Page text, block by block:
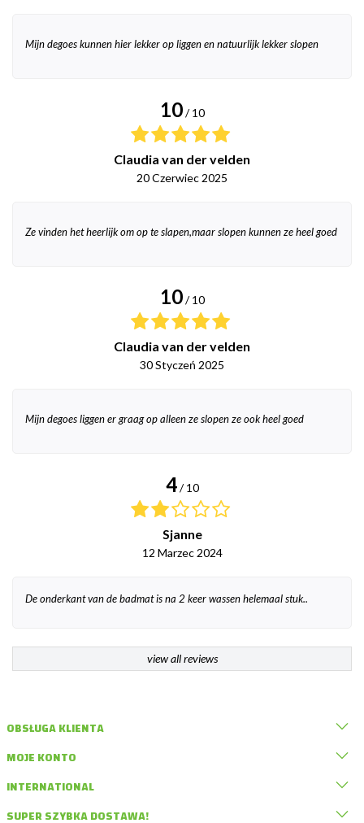
Mijn degoes kunnen hier lekker op liggen en natuurlijk lekker slopen
10 / 10
Claudia van der velden
20 Czerwiec 2025
Ze vinden het heerlijk om op te slapen,maar slopen kunnen ze heel goed
10 / 10
Claudia van der velden
30 Styczeń 2025
Mijn degoes liggen er graag op alleen ze slopen ze ook heel goed
4 / 10
Sjanne
12 Marzec 2024
De onderkant van de badmat is na 2 keer wassen helemaal stuk..
view all reviews
OBSŁUGA KLIENTA
MOJE KONTO
INTERNATIONAL
SUPER SZYBKA DOSTAWA!